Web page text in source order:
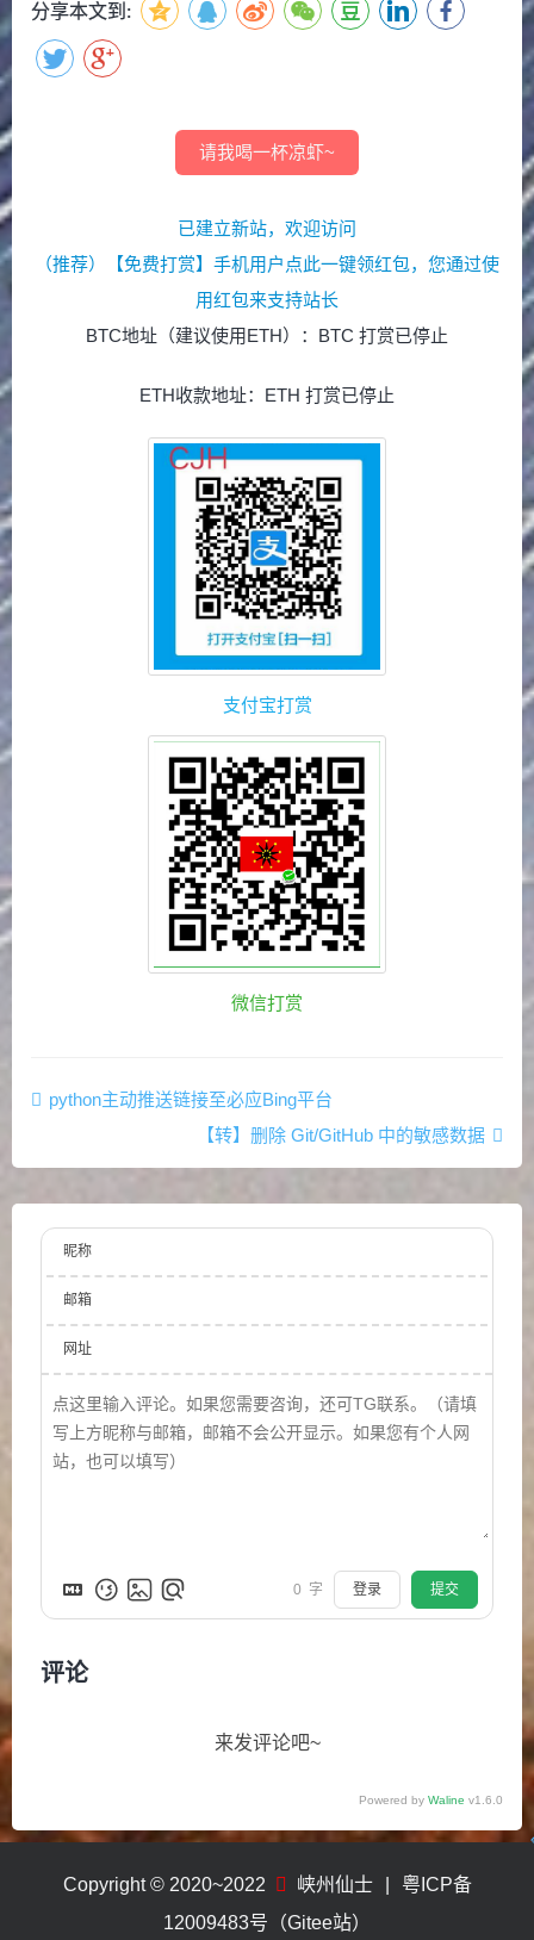
分享本文到:
请我喝一杯凉虾~
已建立新站，欢迎访问
（推荐）【免费打赏】手机用户点此一键领红包，您通过使
用红包来支持站长
BTC地址（建议使用ETH）：BTC 打赏已停止
ETH收款地址：ETH 打赏已停止
支付宝打赏
微信打赏
python主动推送链接至必应Bing平台
【转】删除 Git/GitHub 中的敏感数据
昵称
邮箱
网址
0 字 登录 提交
评论
来发评论吧~
Powered by Waline v1.6.0
Copyright © 2020~2022 峡州仙士
粤ICP备
12009483号（Gitee站）